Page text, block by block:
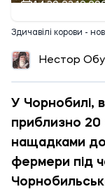
14:30
Здичавілі корови -
Нестор
У Чорнобилі,
приблизно 20
нащадками
фермери під